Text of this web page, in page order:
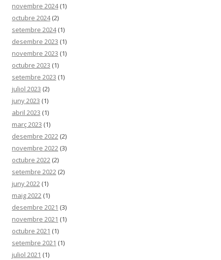
novembre 2024(1)
octubre 2024(2)
setembre 2024(1)
desembre 2023 (1)
novembre 2023 (1)
octubre 2023 (1)
setembre 2023 (1)
juliol 2023 (2)
juny 2023 (1)
abril 2023 (1)
març 2023 (1)
desembre 2022 (2)
novembre 2022 (3)
octubre 2022 (2)
setembre 2022 (2)
juny 2022 (1)
maig 2022 (1)
desembre 2021 (3)
novembre 2021 (1)
octubre 2021 (1)
setembre 2021 (1)
juliol 2021 (1)